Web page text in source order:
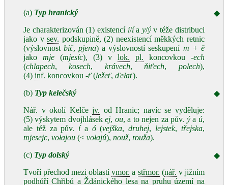
(a) Typ hranický
Je charakterizován (1) existencí i/ía y/ýv téže distribuci
jako vsev. podskupině, (2) neexistencí měkkých retnic
(výslovnostbič,pjena) a výslovností seskupení m + ě
jako mje(mjesíc), (3) v lok. pl. koncovkou -ech
(chlapech,kosech, krávech,ňiťech, polech),
(4) inf. koncovkou -ť(ležeť, ďełať).
(b) Typ kelečský
Nář. v okolí Kelčejv. od Hranic; navíc se vyděluje:
(5) výskytem dvojhlásekej, ou, a to nejen za pův. ýa ú,
ale též za pův. ía ó(vejška,druhej, lejstek, třejska,
mjesejc, vołajou (< vołajú), nouž, rouža).
(c) Typ dolský
Tvoří přechod mezi oblastívmor. a střmor. (nář. v jižním
podhůří Chřibů a Ždánického lesa na pruhu území na
◆
◆
◆